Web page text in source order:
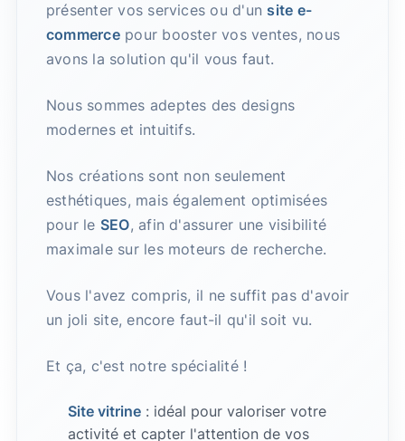
présenter vos services ou d'un site e-
commercepour booster vos ventes, nous
avons la solution qu'il vous faut.
Nous sommes adeptes des designs
modernes et intuitifs.
Nos créations sont non seulement
esthétiques, mais également optimisées
pour le SEO, afin d'assurer une visibilité
maximale sur les moteurs de recherche.
Vous l'avez compris, il ne suffit pas d'avoir
un joli site, encore faut-il qu'il soit vu.
Et ça, c'est notre spécialité !
Site vitrine: idéal pour valoriser votre
activité et capter l'attention de vos